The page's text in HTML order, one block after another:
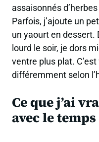
assaisonnés d’herbes
Parfois, j’ajoute un
un yaourt en dessert.
lourd le soir, je dors
ventre plus plat.
différemment selon
Ce que j’ai
avec le temps